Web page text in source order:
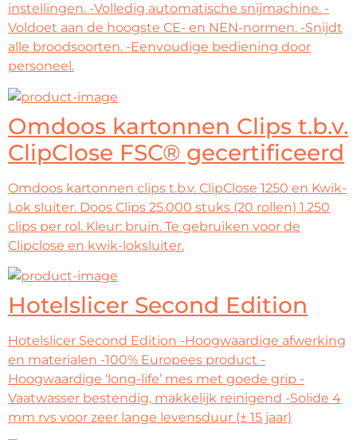
instellingen. -Volledig automatische snijmachine. -
Voldoet aan de hoogste CE- en NEN-normen. -Snijdt
alle broodsoorten. -Eenvoudige bediening door
personeel.
Omdoos kartonnen Clips t.b.v.
ClipClose FSC® gecertificeerd
Omdoos kartonnen clips t.b.v. ClipClose 1250 en Kwik-
Lok sluiter. Doos Clips 25.000 stuks (20 rollen) 1.250
clips per rol. Kleur: bruin. Te gebruiken voor de
Clipclose en kwik-loksluiter.
Hotelslicer Second Edition
Hotelslicer Second Edition -Hoogwaardige afwerking
en materialen -100% Europees product -
Hoogwaardige ‘long-life’ mes met goede grip -
Vaatwasser bestendig, makkelijk reinigend -Solide 4
mm rvs voor zeer lange levensduur (± 15 jaar)